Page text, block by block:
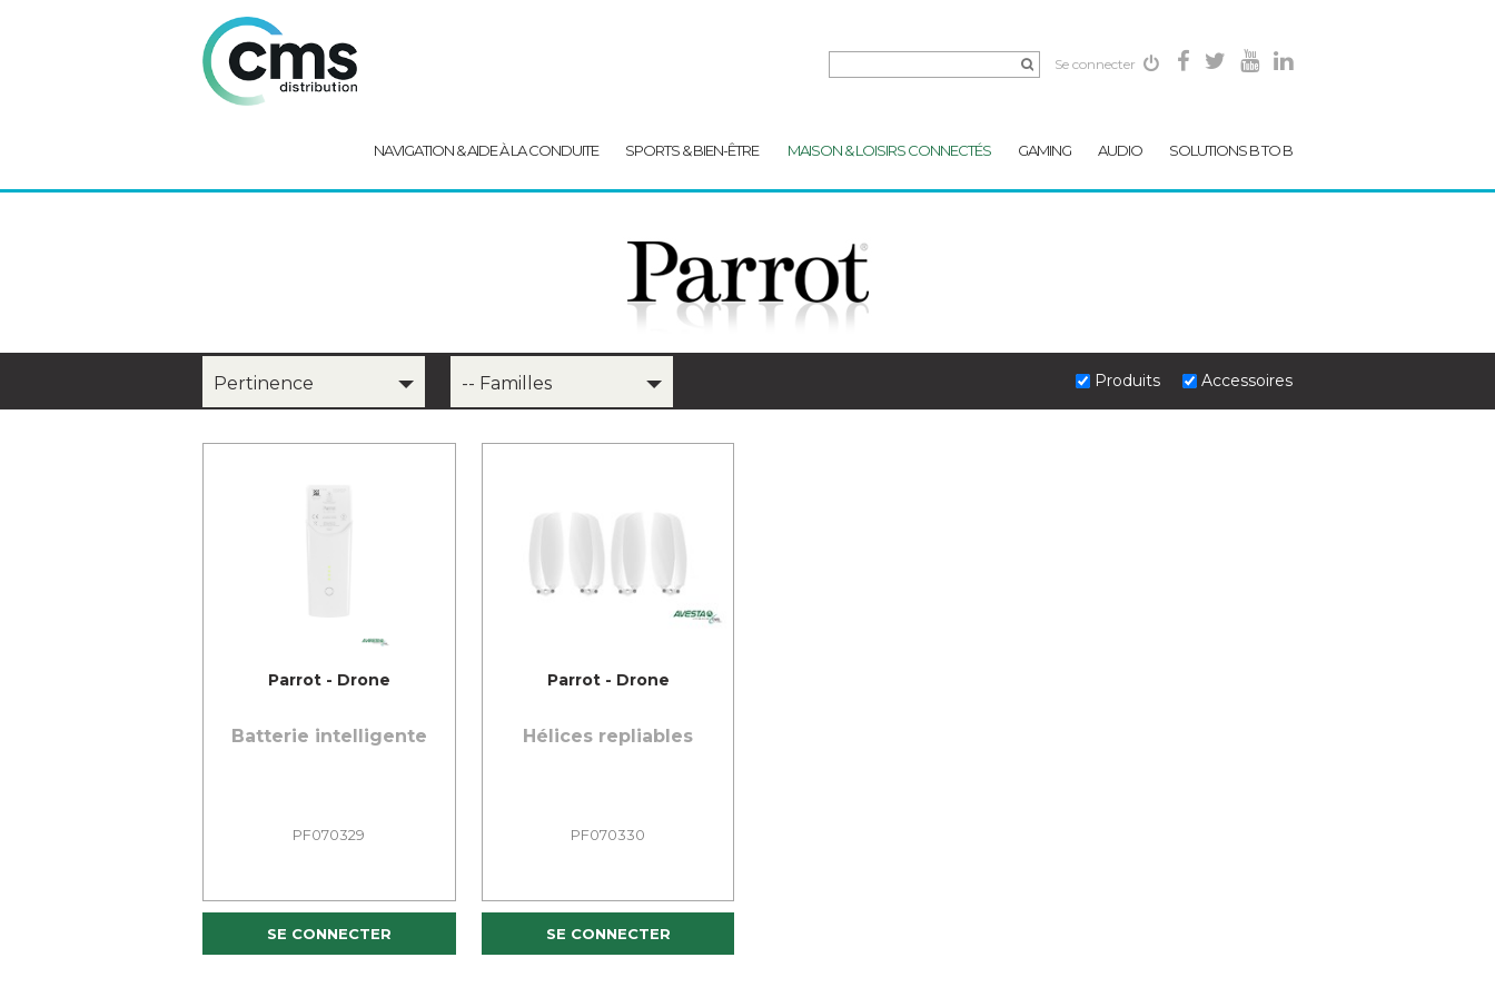
Se connecter
NAVIGATION & AIDE À LA CONDUITE SPORTS & BIEN-ÊTRE MAISON & LOISIRS CONNECTÉS GAMING AUDIO SOLUTIONS B TO B
Pertinence -- Familles Produits Accessoires
Parrot - Drone
Batterie intelligente
PF070329
SE CONNECTER
Parrot - Drone
Hélices repliables
PF070330
SE CONNECTER